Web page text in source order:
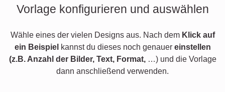
Vorlage konfigurieren und auswählen
Wähle eines der vielen Designs aus. Nach dem Klick auf
ein Beispiel kannst du dieses noch genauer einstellen
(z.B. Anzahl der Bilder, Text, Format,…) und die Vorlage
dann anschließend verwenden.